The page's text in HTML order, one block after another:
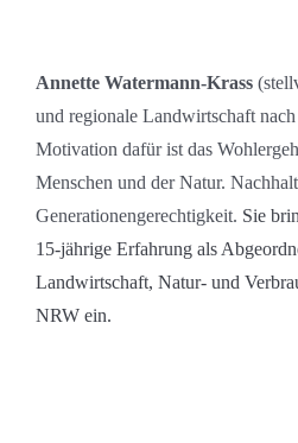
Annette Watermann-Krass
und regionale Landwirtschaft
Motivation dafür ist das
Menschen und der Natur.
Generationengerechtigkeit. Sie
15-jährige Erfahrung als
Landwirtschaft, Natur- und
NRW ein.